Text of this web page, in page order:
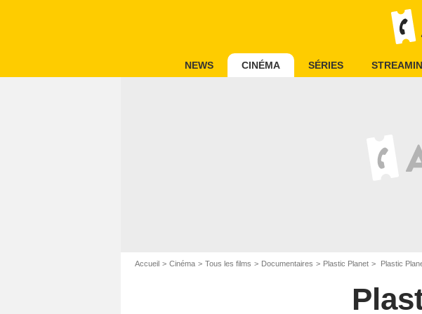
NEWS CINÉMA SÉRIES
Accueil Cinéma Tous les films Documentaires Plastic Planet Plastic